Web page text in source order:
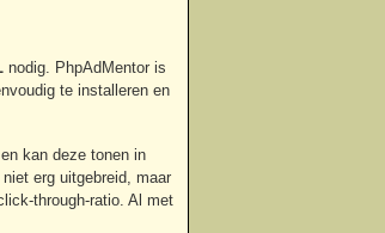
nodig. PhpAdMentor is
te installeren en
kan deze tonen in
erg uitgebreid, maar
through-ratio. Al met